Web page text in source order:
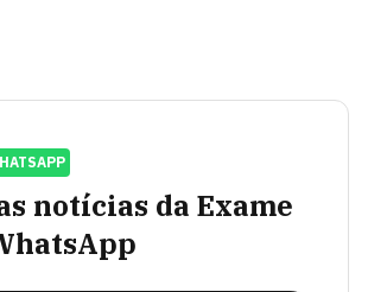
notícias da Exame